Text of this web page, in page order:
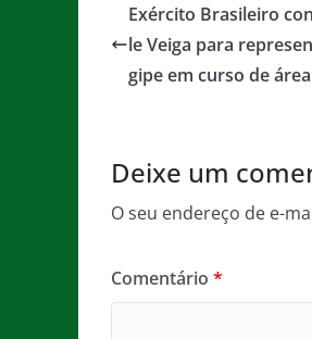
b
o
Exército Brasileiro
le Veiga para
gipe em curso de
Deixe um
O seu endereço de e-
Comentário *